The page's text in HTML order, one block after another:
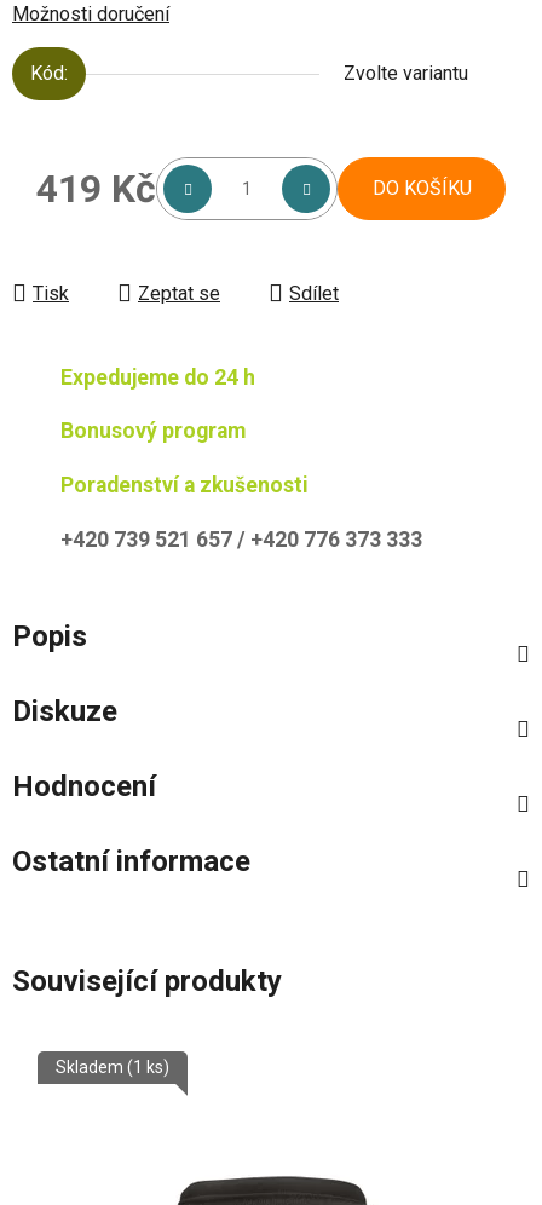
Možnosti doručení
Kód: Zvolte variantu
419 Kč DO KOŠÍKU
Tisk Zeptat se Sdílet
Expedujeme do 24 h
Bonusový program
Poradenství a zkušenosti
+420 739 521 657 / +420 776 373 333
Popis
Diskuze
Hodnocení
Ostatní informace
Související produkty
Skladem (1 ks)